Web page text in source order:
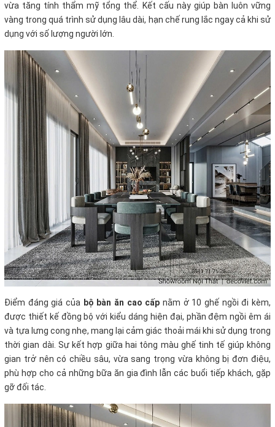
vừa tăng tính thẩm mỹ tổng thể. Kết cấu này giúp bàn luôn vững
vàng trong quá trình sử dụng lâu dài, hạn chế rung lắc ngay cả khi sử
dụng với số lượng người lớn.
Điểm đáng giá của bộ bàn ăn cao cấp nằm ở 10 ghế ngồi đi kèm,
được thiết kế đồng bộ với kiểu dáng hiện đại, phần đệm ngồi êm ái
và tựa lưng cong nhẹ, mang lại cảm giác thoải mái khi sử dụng trong
thời gian dài. Sự kết hợp giữa hai tông màu ghế tinh tế giúp không
gian trở nên có chiều sâu, vừa sang trọng vừa không bị đơn điệu,
phù hợp cho cả những bữa ăn gia đình lẫn các buổi tiếp khách, gặp
gỡ đối tác.